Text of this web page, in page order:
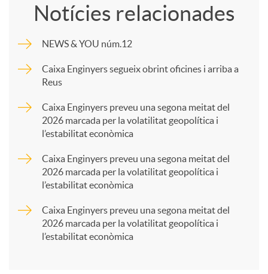
p
a
Notícies relacionades
NEWS & YOU núm.12
Caixa Enginyers segueix obrint oficines i arriba a
Reus
Caixa Enginyers preveu una segona meitat del
2026 marcada per la volatilitat geopolítica i
l’estabilitat econòmica
Caixa Enginyers preveu una segona meitat del
2026 marcada per la volatilitat geopolítica i
l’estabilitat econòmica
Caixa Enginyers preveu una segona meitat del
2026 marcada per la volatilitat geopolítica i
l’estabilitat econòmica